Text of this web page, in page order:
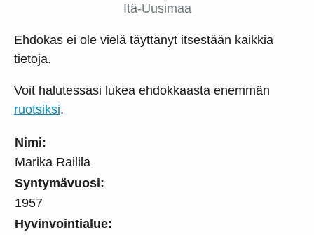
Nimi:
Marika Railila
Syntymävuosi:
1957
Hyvinvointialue:
Itä-Uusimaa
Ehdokas ei ole vielä täyttänyt itsestään kaikkia
tietoja.
Voit halutessasi lukea ehdokkaasta enemmän
ruotsiksi.